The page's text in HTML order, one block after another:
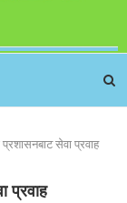
प्रशासनबाट सेवा प्रवाह
प्रवाह